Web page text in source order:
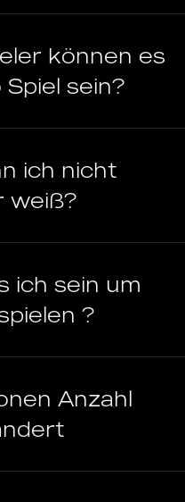
können es
sein?
ich nicht
weiß?
ich sein um
?
Anzahl